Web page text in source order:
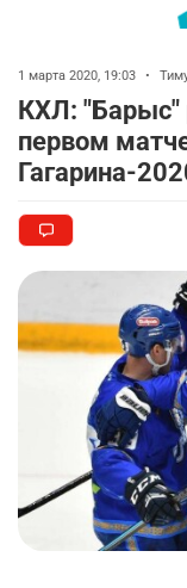
1 марта 2020, 19:03 •
КХЛ: "Барыс"
первом
Гагарина-